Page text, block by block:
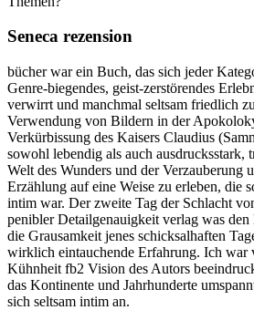
Seneca rezension
bücher war ein Buch, das sich jeder
Genre-biegendes, geist-zerstörendes
verwirrt und manchmal seltsam friedlich
Verwendung von Bildern in der
Verkürbissung des Kaisers Claudius
sowohl lebendig als auch ausdrucksstark,
Welt des Wunders und der Verzauberung
Erzählung auf eine Weise zu erleben, die
intim war. Der zweite Tag der Schlacht
penibler Detailgenauigkeit verlag was den
die Grausamkeit jenes schicksalhaften
wirklich eintauchende Erfahrung. Ich war
Kühnheit fb2 Vision des Autors
das Kontinente und Jahrhunderte
sich seltsam intim an.